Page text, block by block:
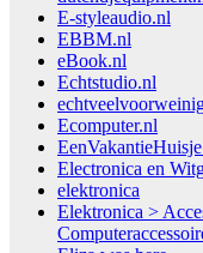
E-styleaudio.nl
EBBM.nl
eBook.nl
Echtstudio.nl
Ecomputer.nl
Electronica en
elektronica
Elektronica >